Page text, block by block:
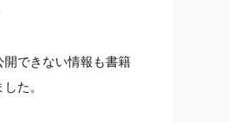
開できない情報も書籍
た。